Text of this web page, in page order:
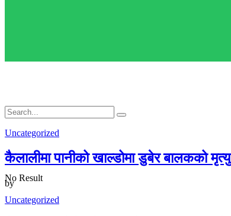
No Result
Uncategorized
कैलालीमा पानीको खाल्डोमा डुबेर बालकको मृत्यु
by
Uncategorized